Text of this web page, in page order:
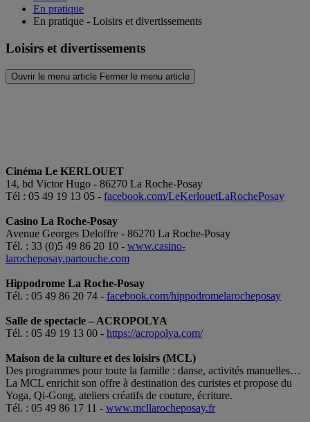
En pratique
En pratique - Loisirs et divertissements
Loisirs et divertissements
Ouvrir le menu article Fermer le menu article
Cinéma Le KERLOUET
14, bd Victor Hugo - 86270 La Roche-Posay
Tél : 05 49 19 13 05 - facebook.com/LeKerlouetLaRochePosay
Casino La Roche-Posay
Avenue Georges Deloffre - 86270 La Roche-Posay
Tél. : 33 (0)5 49 86 20 10 - www.casino-
larocheposay.partouche.com
Hippodrome La Roche-Posay
Tél. : 05 49 86 20 74 - facebook.com/hippodromelarocheposay
Salle de spectacle – ACROPOLYA
Tél. : 05 49 19 13 00 - https://acropolya.com/
Maison de la culture et des loisirs (MCL)
Des programmes pour toute la famille : danse, activités manuelles…
La MCL enrichit son offre à destination des curistes et propose du
Yoga, Qi-Gong, ateliers créatifs de couture, écriture.
Tél. : 05 49 86 17 11 - www.mcllarocheposay.fr